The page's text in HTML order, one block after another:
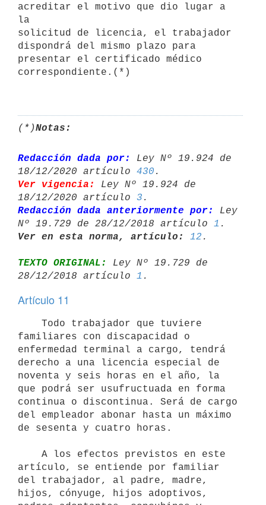
acreditar el motivo que dio lugar a
la
solicitud de licencia, el trabajador
dispondrá del mismo plazo para
presentar el certificado médico
correspondiente.(*)
(*)Notas:
Redacción dada por:
Ley Nº 19.924 de
18/12/2020 artículo 430
Ver vigencia:
Ley Nº 19.924 de
18/12/2020 artículo 3
Redacción dada anteriormente por:
Ley
Nº 19.729 de 28/12/2018 artículo 1
Ver en esta norma, artículo:
12
TEXTO ORIGINAL:
Ley Nº 19.729 de
28/12/2018 artículo 1
Artículo 11
familiares con discapacidad o
enfermedad terminal a cargo, tendrá
derecho a una licencia especial de
noventa y seis horas en el año, la
que podrá ser usufructuada en forma
continua o discontinua. Será de cargo
del empleador abonar hasta un máximo
de sesenta y cuatro horas.
artículo, se entiende por familiar
del trabajador, al padre, madre,
hijos, cónyuge, hijos adoptivos,